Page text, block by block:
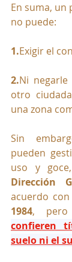
En suma,
no puede:
1.Exigir el
2.Ni
otro
una zona
Sin
pueden
uso y
Dirección
acuerdo con
1984,
confieren
suelo ni el